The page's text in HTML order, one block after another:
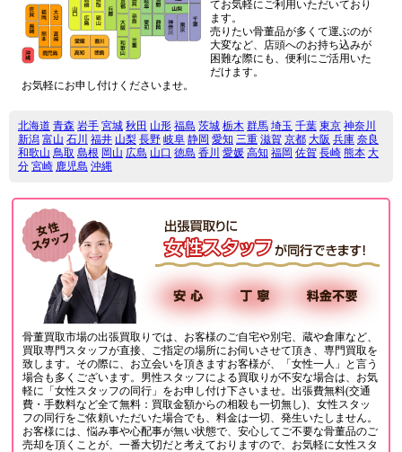
てお気軽にご利用いただいており
ます。
売りたい骨董品が多くて運ぶのが
大変など、店頭へのお持ち込みが
困難な際にも、便利にご活用いた
だけます。
お気軽にお申し付けくださいませ。
北海道 青森 岩手 宮城 秋田 山形 福島 茨城 栃木 群馬 埼玉 千葉 東京 神奈川
新潟 富山 石川 福井 山梨 長野 岐阜 静岡 愛知 三重 滋賀 京都 大阪 兵庫 奈良
和歌山 鳥取 島根 岡山 広島 山口 徳島 香川 愛媛 高知 福岡 佐賀 長崎 熊本 大
分 宮崎 鹿児島 沖縄
骨董買取市場の出張買取りでは、お客様のご自宅や別宅、蔵や倉庫など、
買取専門スタッフが直接、ご指定の場所にお伺いさせて頂き、専門買取を
致します。その際に、お立会いを頂きますお客様が、「女性一人」と言う
場合も多くございます。男性スタッフによる買取りが不安な場合は、お気
軽に「女性スタッフの同行」をお申し付け下さいませ。出張費無料(交通
費・手数料など全て無料：買取金額からの相殺も一切無し)、女性スタッ
フの同行をご依頼いただいた場合でも、料金は一切、発生いたしません。
お客様には、悩み事や心配事が無い状態で、安心してご不要な骨董品のご
売却を頂くことが、一番大切だと考えておりますので、お気軽に女性スタ